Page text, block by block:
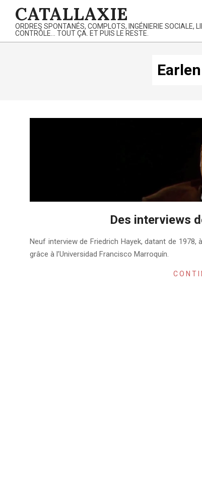
content
CATALLAXIE
ORDRES SPONTANÉS, COMPLOTS, INGÉNIERIE SOCIALE,
CONTRÔLE… TOUT ÇA. ET PUIS LE RESTE.
Des interviews
10-
12
Neuf interview de Friedrich Hayek, datant de 1978,
grâce à l’Universidad Francisco Marroquín.